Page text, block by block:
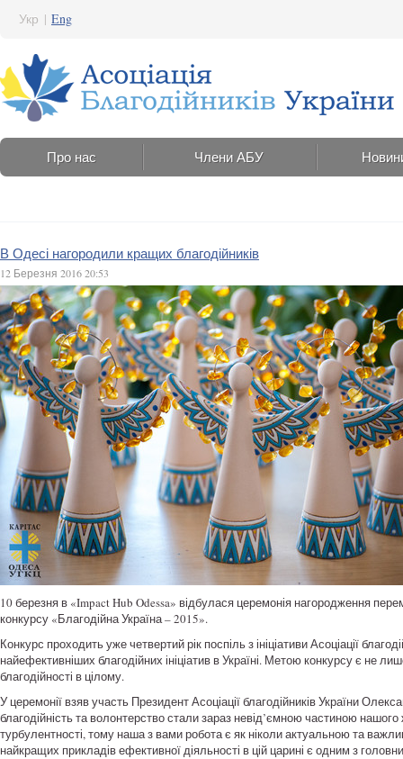
Укр | Eng
Про нас Члени АБУ
В Одесі нагородили кращих благодійників
12 Березня 2016 20:53
10 березня в «Impact Hub Odessa» відбулася церемонія нагородження
конкурсу «Благодійна Україна – 2015».
Конкурс проходить уже четвертий рік поспіль з ініціативи Асоціації
найефективніших благодійних ініціатив в Україні. Метою конкурсу є не
благодійності в цілому.
У церемонії взяв участь Президент Асоціації благодійників України
благодійність та волонтерство стали зараз невід’ємною частиною
турбулентності, тому наша з вами робота є як ніколи актуальною та
найкращих прикладів ефективної діяльності в цій царині є одним з